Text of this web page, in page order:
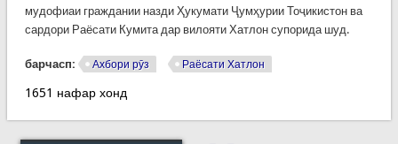
мудофиаи граждании назди Ҳукумати Ҷумҳурии Тоҷикистон ва
сардори Раёсати Кумита дар вилояти Хатлон супорида шуд.
барчасп: Ахбори рӯз Раёсати Хатлон
1651 нафар хонд